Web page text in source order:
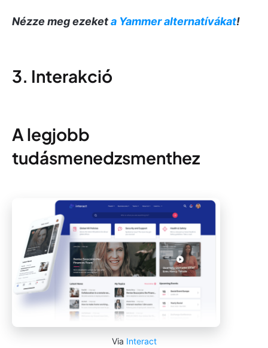
Nézze meg ezeketa Yammer alternatívákat!
3. Interakció
A legjobb
tudásmenedzsmenthez
Via Interact